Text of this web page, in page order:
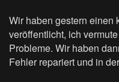
Wir haben gestern einen
veröffentlicht, ich
Probleme. Wir haben
Fehler repariert und in